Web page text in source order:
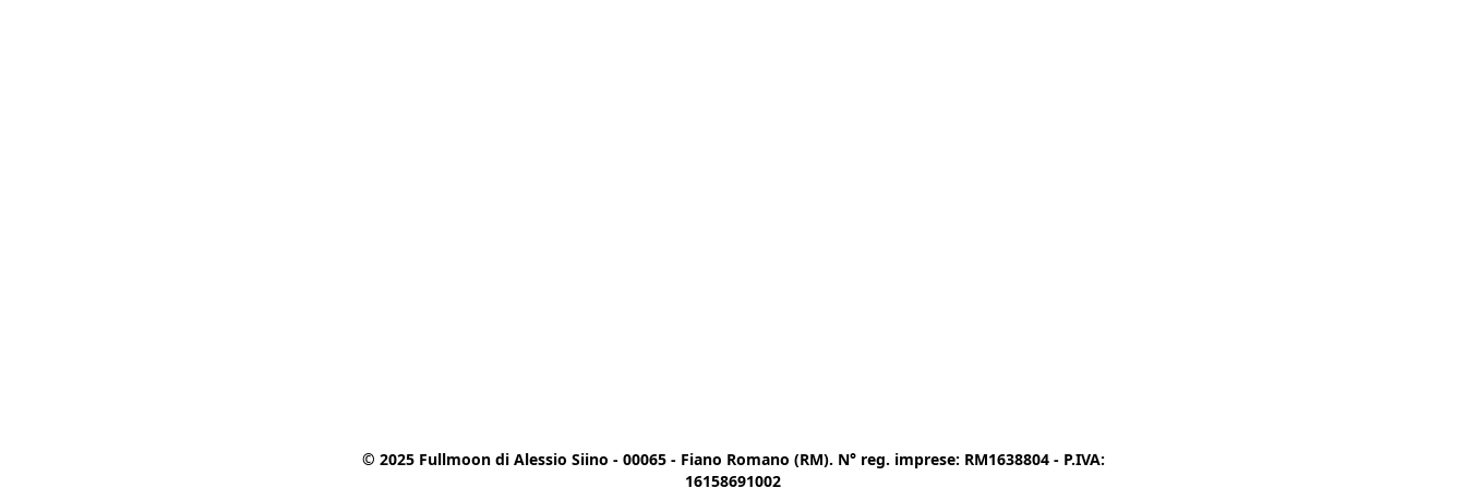
© 2025 Fullmoon di Alessio Siino - 00065 - Fiano Romano (RM). N° reg. imprese: RM1638804 - P.IVA:
16158691002